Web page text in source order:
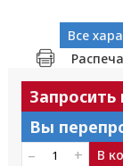
Все
Запросить
Вы
– + В